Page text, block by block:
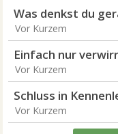
Was denkst du
Vor Kurzem
Einfach nur
Vor Kurzem
Schluss in
Vor Kurzem